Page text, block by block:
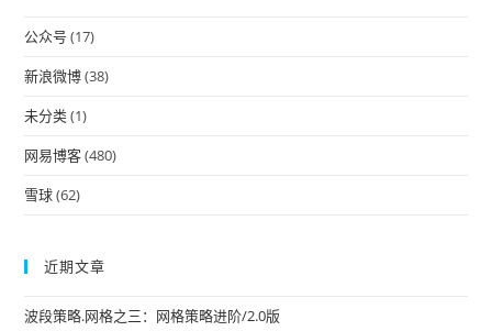
公众号 (17)
新浪微博(38)
未分类(1)
网易博客(480)
雪球(62)
近期文章
波段策略.网格之三：网格策略进阶/2.0版